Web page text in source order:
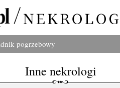
pogrzebowy
Inne nekrologi